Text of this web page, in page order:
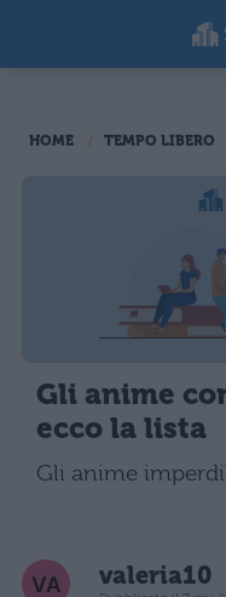
HOME TEMPO LIBERO
Gli anime
ecco la lista
Gli anime
valeria10